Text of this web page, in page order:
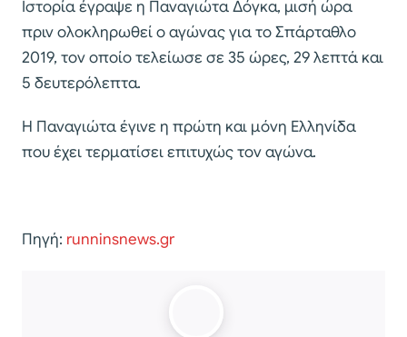
Ιστορία έγραψε η Παναγιώτα Δόγκα, μισή ώρα
πριν ολοκληρωθεί ο αγώνας για το Σπάρταθλο
2019, τον οποίο τελείωσε σε 35 ώρες, 29 λεπτά και
5 δευτερόλεπτα.
Η Παναγιώτα έγινε η πρώτη και μόνη Ελληνίδα
που έχει τερματίσει επιτυχώς τον αγώνα.
Πηγή: runninsnews.gr